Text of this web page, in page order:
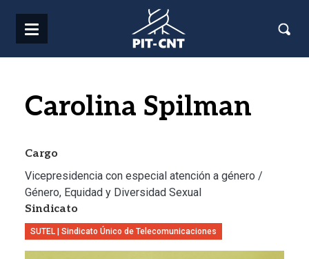
Carolina Spilman
Cargo
Vicepresidencia con especial atención a género /
Género, Equidad y Diversidad Sexual
Sindicato
SUTEL | Sindicato Único de Telecomunicaciones